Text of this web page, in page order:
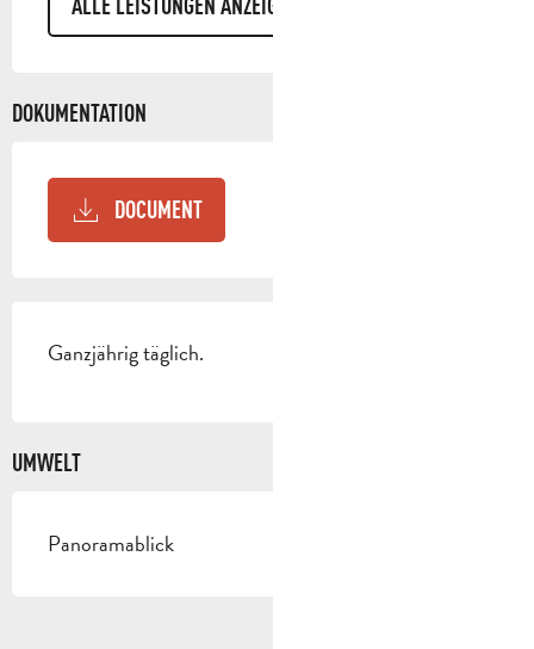
ALLE LEISTUNGEN ANZEIGEN
DOKUMENTATION
DOCUMENT
Ganzjährig täglich.
UMWELT
Panoramablick